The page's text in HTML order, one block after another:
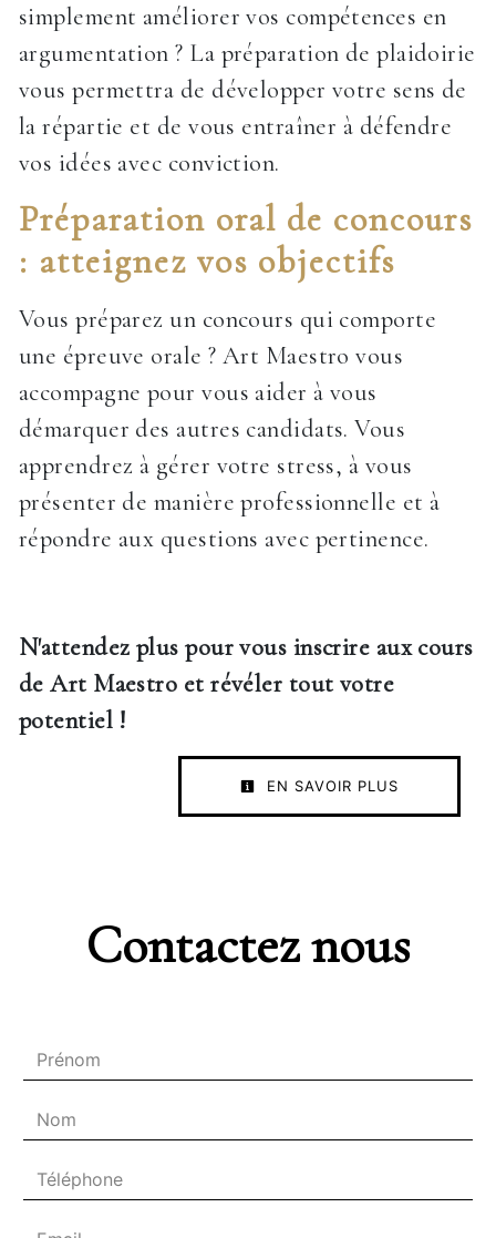
simplement améliorer vos compétences en
argumentation ? La préparation de plaidoirie
vous permettra de développer votre sens de
la répartie et de vous entraîner à défendre
vos idées avec conviction.
Préparation oral de concours
: atteignez vos objectifs
Vous préparez un concours qui comporte
une épreuve orale ? Art Maestro vous
accompagne pour vous aider à vous
démarquer des autres candidats. Vous
apprendrez à gérer votre stress, à vous
présenter de manière professionnelle et à
répondre aux questions avec pertinence.
N'attendez plus pour vous inscrire aux cours
de Art Maestro et révéler tout votre
potentiel !
EN SAVOIR PLUS
Contactez nous